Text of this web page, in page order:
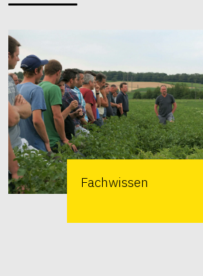
Fachwissen